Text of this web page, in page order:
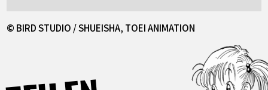
© BIRD STUDIO / SHUEISHA, TOEI ANIMATION